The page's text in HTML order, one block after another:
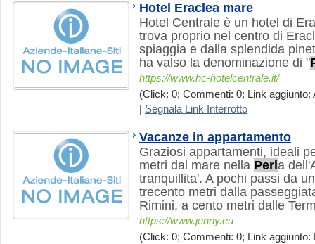
Hotel Eraclea mare
Hotel Centrale è un hotel di
trova proprio nel centro di
spiaggia e dalla splendida
ha valso la denominazione di "
https://www.hc-hotelcentrale.it/
(Click: 0; Commenti: 0; Link aggiunto:
Segnala Link Interrotto
Vacanze in appartamento
Graziosi appartamenti, ideali
metri dal mare nella Perl a
tranquillita'. A pochi passi da
trecento metri dalla
Rimini, a cento metri dalle
https://www.jenny.eu
(Click: 0; Commenti: 0; Link aggiunto: